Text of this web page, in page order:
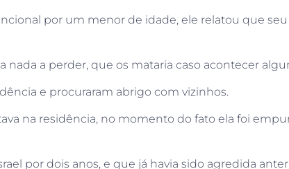
por um menor de idade, ele relatou que
nada a perder, que os mataria caso acontecer
e procuraram abrigo com vizinhos.
na residência, no momento do fato ela foi
por dois anos, e que já havia sido agredida